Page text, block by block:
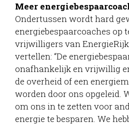
Meer
Ondertussen wordt hard
energiebespaarcoaches op
vrijwilligers van
vertellen: “De
onafhankelijk en vrijwillig
de overheid of een
worden door ons opgeleid.
om ons in te zetten voor
energie te besparen. We